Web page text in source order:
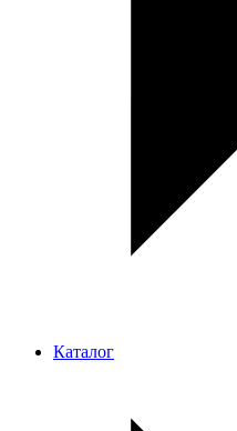
Каталог